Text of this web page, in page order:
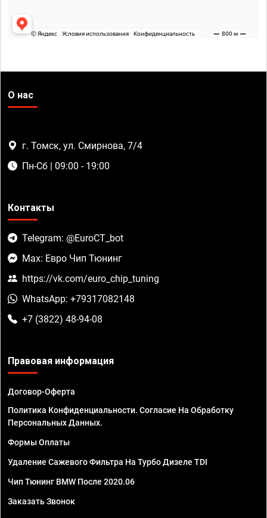
О нас
г. Томск, ул. Смирнова, 7/4
Пн-Сб | 09:00 - 19:00
Контакты
Telegram: @EuroCT_bot
Max: Евро Чип Тюнинг
https://vk.com/euro_chip_tuning
WhatsApp: +79317082148
+7 (3822) 48-94-08
Правовая информация
Договор-Оферта
Политика Конфиденциальности. Согласие На Обработку
Персональных Данных.
Формы Оплаты
Удаление Сажевого Фильтра На Турбо Дизеле TDI
Чип Тюнинг BMW После 2020.06
Заказать Звонок